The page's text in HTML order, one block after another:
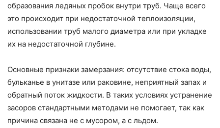
образования ледяных пробок внутри труб. Чаще всего
это происходит при недостаточной теплоизоляции,
использовании труб малого диаметра или при укладке
их на недостаточной глубине.
Основные признаки замерзания: отсутствие стока воды,
бульканье в унитазе или раковине, неприятный запах и
обратный поток жидкости. В таких условиях устранение
засоров стандартными методами не помогает, так как
причина связана не с мусором, а с льдом.